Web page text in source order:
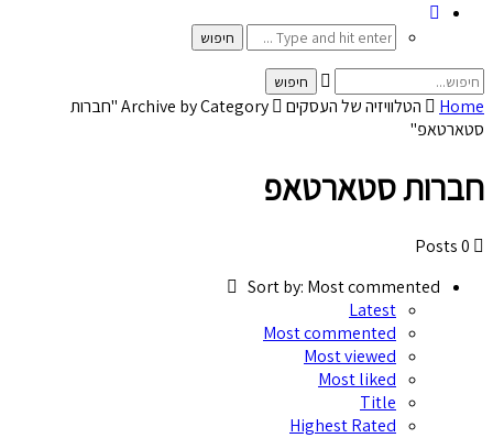
Home הטלוויזיה של העסקים
Archive by Category "חברות
סטארטאפ"
חברות סטארטאפ
0 Posts
Sort by: Most commented
Latest
Most commented
Most viewed
Most liked
Title
Highest Rated